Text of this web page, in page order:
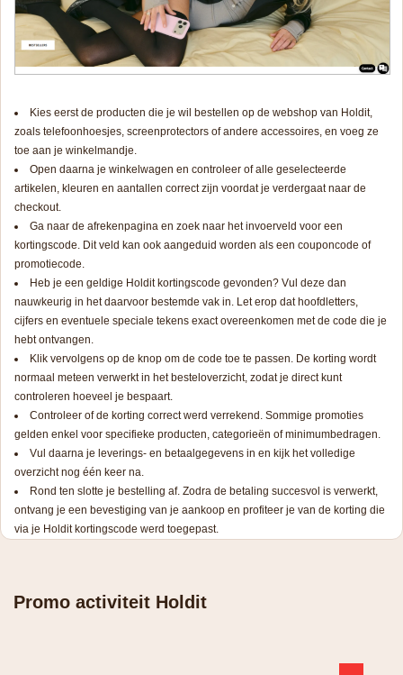
Kies eerst de producten die je wil bestellen op de webshop van Holdit,
zoals telefoonhoesjes, screenprotectors of andere accessoires, en voeg ze
toe aan je winkelmandje.
Open daarna je winkelwagen en controleer of alle geselecteerde
artikelen, kleuren en aantallen correct zijn voordat je verdergaat naar de
checkout.
Ga naar de afrekenpagina en zoek naar het invoerveld voor een
kortingscode. Dit veld kan ook aangeduid worden als een couponcode of
promotiecode.
Heb je een geldige Holdit kortingscode gevonden? Vul deze dan
nauwkeurig in het daarvoor bestemde vak in. Let erop dat hoofdletters,
cijfers en eventuele speciale tekens exact overeenkomen met de code die je
hebt ontvangen.
Klik vervolgens op de knop om de code toe te passen. De korting wordt
normaal meteen verwerkt in het besteloverzicht, zodat je direct kunt
controleren hoeveel je bespaart.
Controleer of de korting correct werd verrekend. Sommige promoties
gelden enkel voor specifieke producten, categorieën of minimumbedragen.
Vul daarna je leverings- en betaalgegevens in en kijk het volledige
overzicht nog één keer na.
Rond ten slotte je bestelling af. Zodra de betaling succesvol is verwerkt,
ontvang je een bevestiging van je aankoop en profiteer je van de korting die
via je Holdit kortingscode werd toegepast.
Promo activiteit Holdit